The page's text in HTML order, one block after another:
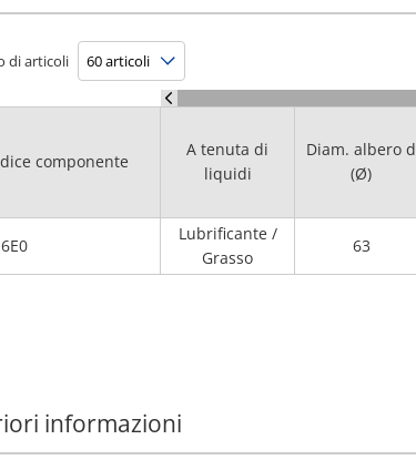
di articoli
componente
A tenuta di
liquidi
Diam. albero d
(Ø)
Lubrificante /
Grasso
63
informazioni